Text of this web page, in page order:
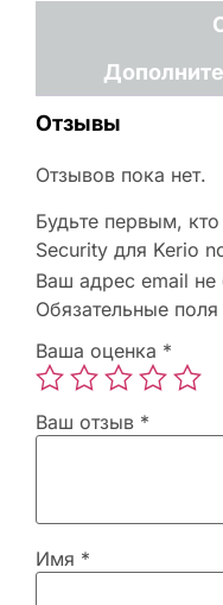
Отзывы
Отзывов пока нет.
Будьте первым,
Security для Kerio
Ваш адрес email не
Обязательные
Ваша оценка *
Ваш отзыв *
Имя *